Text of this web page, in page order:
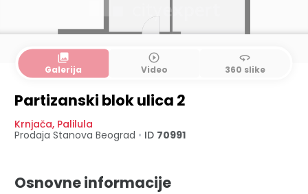
collections
Galerija
play_circle_outline
Video
360
360 slike
Partizanski blok ulica 2
Krnjača, Palilula
Prodaja Stanova Beograd • ID 70991
Osnovne informacije